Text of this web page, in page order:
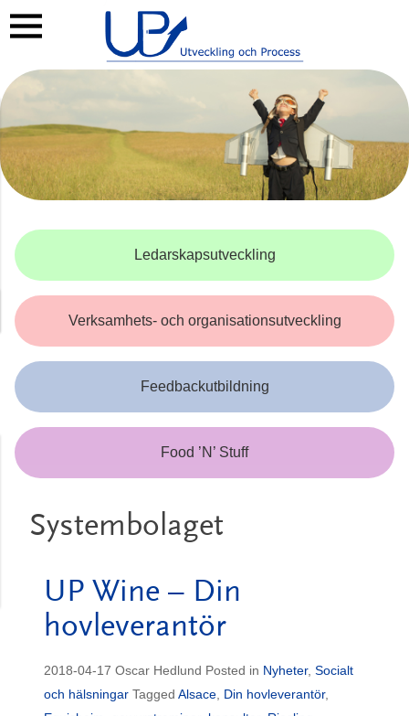
Ledarskapsutveckling
Verksamhets- och organisationsutveckling
Feedbackutbildning
Food ’N’ Stuff
Systembolaget
UP Wine – Din
hovleverantör
2018-04-17 Oscar Hedlund Posted in Nyheter, Socialt
och hälsningar Tagged Alsace Din hovleverantör,